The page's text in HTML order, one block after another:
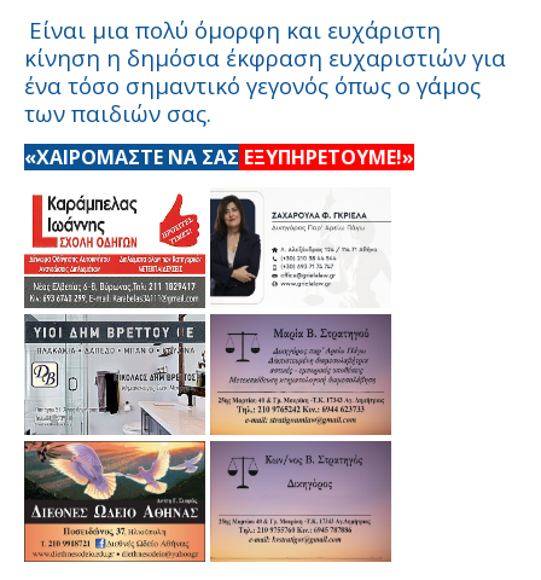
Είναι μια πολύ όμορφη και ευχάριστη
κίνηση η δημόσια έκφραση ευχαριστιών για
ένα τόσο σημαντικό γεγονός όπως ο γάμος
των παιδιών σας.
«ΧΑΙΡΟΜΑΣΤΕ ΝΑ ΣΑΣ ΕΞΥΠΗΡΕΤΟΥΜΕ!»